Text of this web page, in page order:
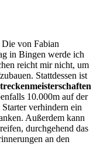
Die von Fabian
in Bingen werde ich
reicht mir nicht, um
Stattdessen ist
10.000m auf der
verhindern ein
Außerdem kann
durchgehend das
an den